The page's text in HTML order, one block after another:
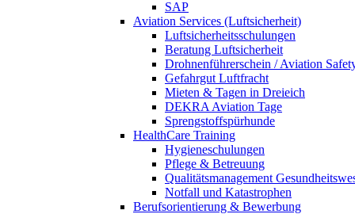
SAP
Aviation Services (Luftsicherheit)
Luftsicherheitsschulungen
Beratung Luftsicherheit
Drohnenführerschein / Aviation
Gefahrgut Luftfracht
Mieten & Tagen in Dreieich
DEKRA Aviation Tage
Sprengstoffspürhunde
HealthCare Training
Hygieneschulungen
Pflege & Betreuung
Qualitätsmanagement
Notfall und Katastrophen
Berufsorientierung & Bewerbung